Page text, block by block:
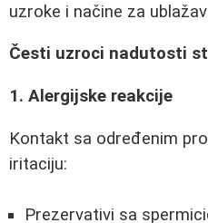
uzroke i načine za
Česti uzroci nadutosti
1. Alergijske reakcije
Kontakt sa određenim
iritaciju:
Prezervativi sa